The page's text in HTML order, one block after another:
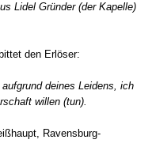
Lidel Gründer (der Kapelle)
den Erlöser:
deines Leidens, ich
willen (tun).
Ravensburg-